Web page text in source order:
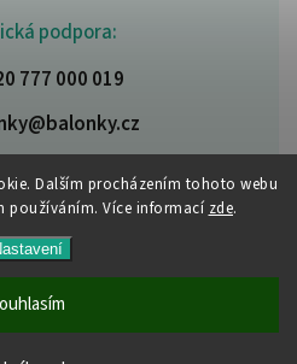
Dalším procházením tohoto webu
používáním. Více informací zde.
podpora:
777 000 019
. Všechna práva vyhrazena.
nastavení cookies
| Design